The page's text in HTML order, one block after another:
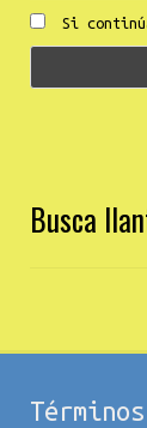
Si
Busca